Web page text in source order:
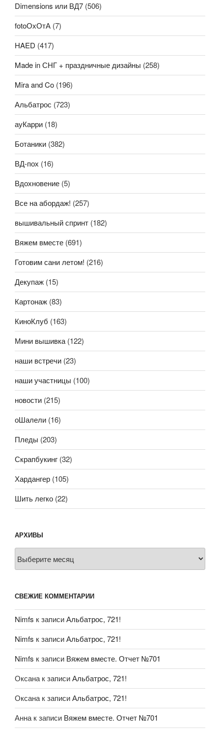
Dimensions или ВД7 (506)
fotoОхОтА (7)
HAED (417)
Made in СНГ + праздничные дизайны (258)
Mira and Co (196)
Альбатрос (723)
ауКарри (18)
Ботаники (382)
ВД-пох (16)
Вдохновение (5)
Все на абордаж! (257)
вышивальный спринт (182)
Вяжем вместе (691)
Готовим сани летом! (216)
Декупаж (15)
Картонаж (83)
КиноКлуб (163)
Мини вышивка(122)
наши встречи (23)
наши участницы (100)
новости (215)
оШалели (16)
Пледы (203)
Скрапбукинг (32)
Хардангер (105)
Шить легко (22)
АРХИВЫ
СВЕЖИЕ КОММЕНТАРИИ
Nimfs к записиАльбатрос, 721!
Nimfs к записиАльбатрос, 721!
Nimfs к записи Вяжем вместе. Отчет №701
Оксанак записиАльбатрос, 721!
Оксанак записиАльбатрос, 721!
Аннак записи Вяжем вместе. Отчет №701